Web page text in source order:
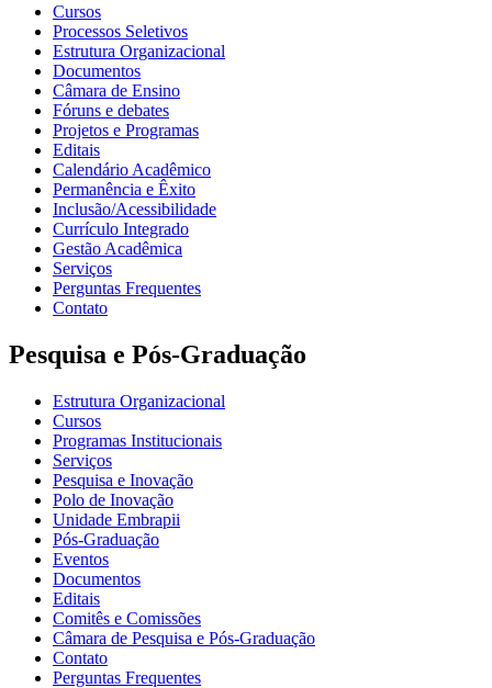
Cursos
Processos Seletivos
Estrutura Organizacional
Documentos
Câmara de Ensino
Fóruns e debates
Projetos e Programas
Editais
Calendário Acadêmico
Permanência e Êxito
Inclusão/Acessibilidade
Currículo Integrado
Gestão Acadêmica
Serviços
Perguntas Frequentes
Contato
Pesquisa e Pós-Graduação
Estrutura Organizacional
Cursos
Programas Institucionais
Serviços
Pesquisa e Inovação
Polo de Inovação
Unidade Embrapii
Pós-Graduação
Eventos
Documentos
Editais
Comitês e Comissões
Câmara de Pesquisa e Pós-Graduação
Contato
Perguntas Frequentes